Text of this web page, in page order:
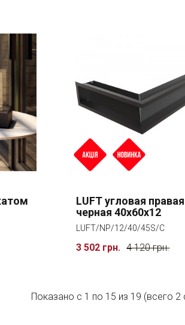
LUFT угловая правая
черная 40x60x12
LUFT/NP/12/40/45S/C
3 502 грн. 4 120 грн.
Показано с 1 по 15 из 19 (всего 2